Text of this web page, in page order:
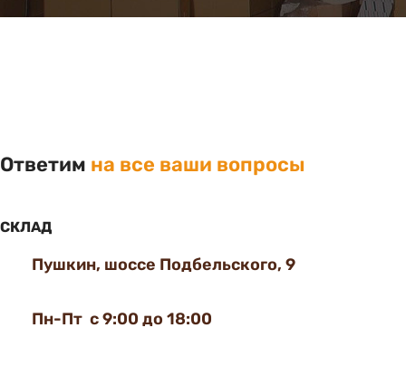
Ответим на все ваши вопросы
СКЛАД
Пушкин, шоссе Подбельского, 9
Пн-Пт с 9:00 до 18:00